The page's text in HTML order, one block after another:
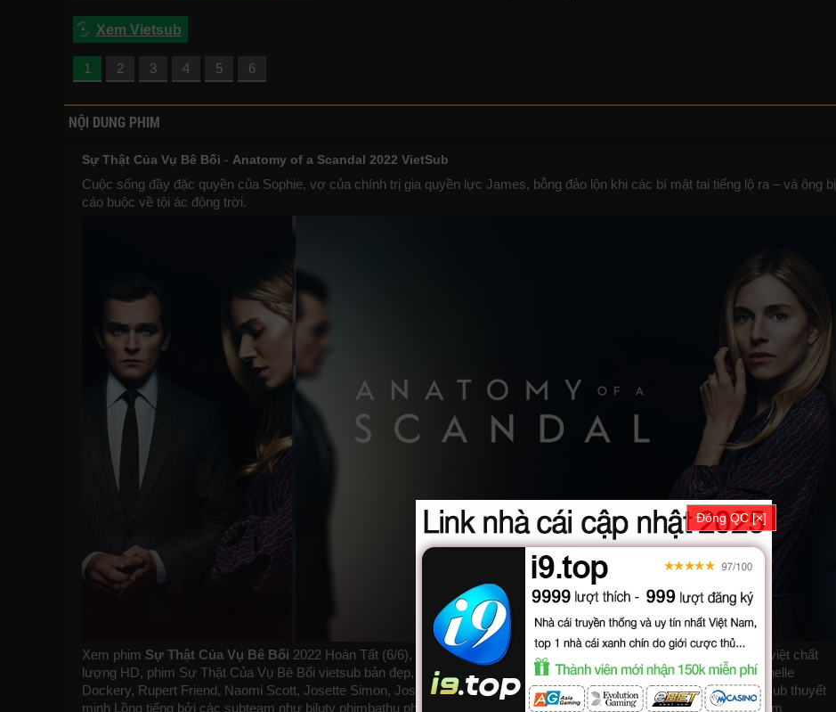
Xem Vietsub
1 2 3 4 5 6
NỘI DUNG PHIM
Sự Thật Của Vụ Bê Bối - Anatomy of a Scandal 2022 VietSub
Cuộc sống đầy đặc quyền của Sophie, vợ của chính trị gia quyền lực James, bỗng đảo lộn khi các bí mật tai tiếng lộ ra – và ông bị
cáo buộc về tội ác động trời.
Xem phim Sự Thật Của Vụ Bê Bối 2022 Hoàn Tất (6/6), phim Su That Cua Vu Be Boi được thuyết minh, phụ đề tiếng việt chất
lượng HD, phim Sự Thật Của Vụ Bê Bối vietsub bản đẹp, trọn bộ với sự tham gia của các diễn viên: Sienna Miller, Michelle
Dockery, Rupert Friend, Naomi Scott, Josette Simon, Joshua McGuire. Phim online Sự Thật Của Vụ Bê Bối được vietsub thuyết
minh Lồng tiếng bởi các subteam như bilutv phimbathu phudeviet phimmoi biphim dongphim subnhanh nguonphim
Đóng QC [×]